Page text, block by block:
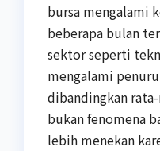
bursa mengalami
beberapa bulan
sektor seperti
mengalami
dibandingkan
bukan fenomena
lebih menekan